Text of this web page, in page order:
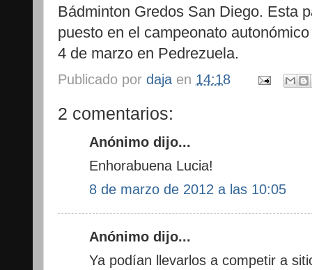
Bádminton Gredos San Diego. Esta
puesto en el campeonato
4 de marzo en Pedrezuela.
Publicado por daja en 14:18
2 comentarios:
Anónimo dijo...
Enhorabuena Lucia!
8 de marzo de 2012 a las 10:05
Anónimo dijo...
Ya podían llevarlos a competir a